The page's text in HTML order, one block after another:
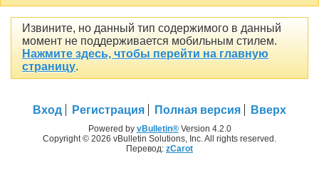
Извините, но данный тип содержимого в данный
момент не поддерживается мобильным стилем.
Нажмите здесь, чтобы перейти на главную
страницу.
Вход Регистрация Полная версия Вверх
Powered by vBulletin®Version 4.2.0
Copyright © 2026 vBulletin Solutions, Inc. All rights reserved.
Перевод: zCarot